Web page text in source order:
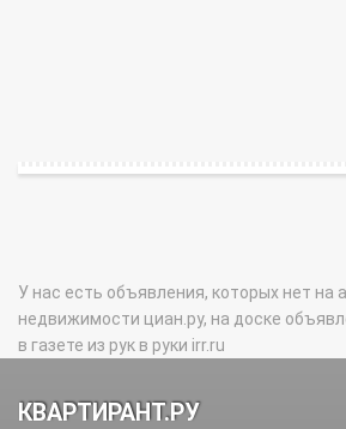
У нас есть объявления, которых нет на
недвижимости циан.ру, на доске
в газете из рук в руки irr.ru
КВАРТИРАНТ.РУ